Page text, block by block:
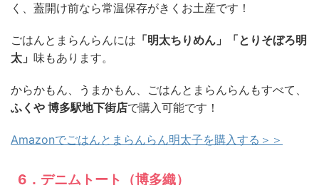
く、蓋開け前なら常温保存がきくお土産です！
ごはんとまらんらんには 「明太ちりめん」「とりそぼろ明
太」 味もあります。
からかもん、うまかもん、ごはんとまらんらんもすべて、
ふくや 博多駅地下街店で購入可能です！
Amazonでごはんとまらんらん明太子を購入する＞＞
6．デニムトート（博多織）